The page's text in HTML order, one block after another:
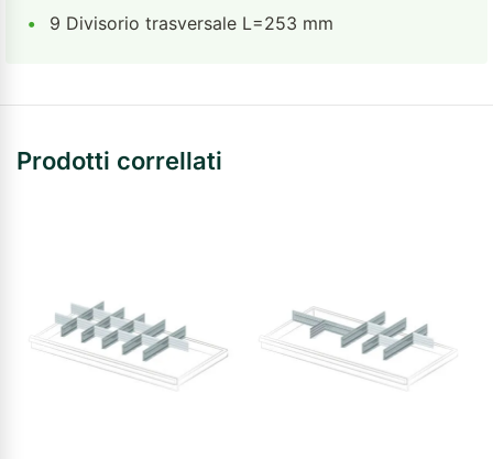
• 9 Divisorio trasversale L=253 mm
Prodotti correllati